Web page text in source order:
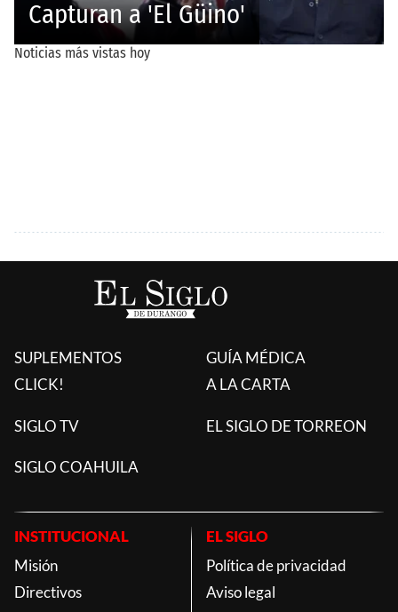
SUPLEMENTOS
CLICK!
GUÍA MÉDICA
A LA CARTA
SIGLO TV EL SIGLO DE TORREON
SIGLO COAHUILA
INSTITUCIONAL
Misión
Directivos
EL SIGLO
Política de privacidad
Aviso legal